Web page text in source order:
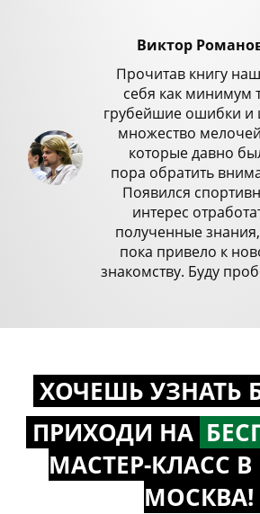
Виктор
Прочитав книгу
себя как минимум
грубейшие ошибки и
множество
которые давно
пора обратить
Появился
интерес
полученные
пока привело к
знакомству. Буду
ХОЧЕШЬ УЗНАТЬ
ПРИХОДИ НА
МАСТЕР-КЛАСС В
МОСКВА!